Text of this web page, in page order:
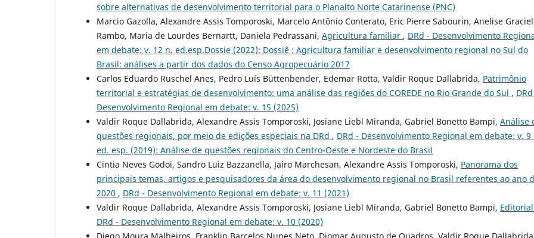
sobre alternativas de desenvolvimento territorial para o Planalto Norte Catarinense (PNC)
Marcio Gazolla, Alexandre Assis Tomporoski, Marcelo Antônio Conterato, Eric Pierre Sabourin, Anelise
Rambo, Maria de Lourdes Bernartt, Daniela Pedrassani, Agricultura familiar , DRd - Desenvolvimento
em debate: v. 12 n. ed.esp.Dossie (2022): Dossiê : Agricultura familiar e desenvolvimento regional no Sul do
Brasil: análises a partir dos dados do Censo Agropecuário 2017
Carlos Eduardo Ruschel Anes, Pedro Luís Büttenbender, Edemar Rotta, Valdir Roque Dallabrida, Patrimônio
territorial e estratégias de desenvolvimento: uma análise das regiões do COREDE no Rio Grande do Sul ,
Desenvolvimento Regional em debate: v. 15 (2025)
Valdir Roque Dallabrida, Alexandre Assis Tomporoski, Josiane Liebl Miranda, Gabriel Bonetto Bampi, Análise
questões regionais, por meio de edições especiais na DRd , DRd - Desenvolvimento Regional em debate: v. 9
ed. esp. (2019): Análise de questões regionais do Centro-Oeste e Nordeste do Brasil
Cintia Neves Godoi, Sandro Luiz Bazzanella, Jairo Marchesan, Alexandre Assis Tomporoski, Panorama dos
principais temas, artigos e pesquisadores da área do desenvolvimento regional no Brasil referentes ao ano
2020 , DRd - Desenvolvimento Regional em debate: v. 11 (2021)
Valdir Roque Dallabrida, Alexandre Assis Tomporoski, Josiane Liebl Miranda, Gabriel Bonetto Bampi, Editorial
DRd - Desenvolvimento Regional em debate: v. 10 (2020)